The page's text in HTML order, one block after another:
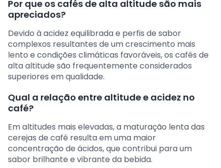
Por que os cafés de alta altitude são mais
apreciados?
Devido à acidez equilibrada e perfis de sabor
complexos resultantes de um crescimento mais
lento e condições climáticas favoráveis, os cafés de
alta altitude são frequentemente considerados
superiores em qualidade.
Qual a relação entre altitude e acidez no
café?
Em altitudes mais elevadas, a maturação lenta das
cerejas de café resulta em uma maior
concentração de ácidos, que contribui para um
sabor brilhante e vibrante da bebida.